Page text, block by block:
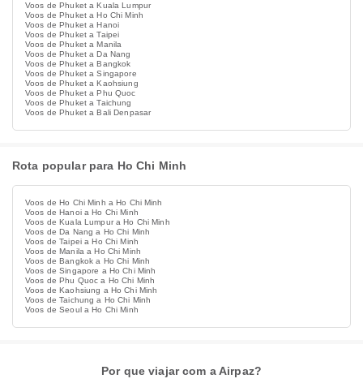
Voos de Phuket a Kuala Lumpur
Voos de Phuket a Ho Chi Minh
Voos de Phuket a Hanoi
Voos de Phuket a Taipei
Voos de Phuket a Manila
Voos de Phuket a Da Nang
Voos de Phuket a Bangkok
Voos de Phuket a Singapore
Voos de Phuket a Kaohsiung
Voos de Phuket a Phu Quoc
Voos de Phuket a Taichung
Voos de Phuket a Bali Denpasar
Rota popular para Ho Chi Minh
Voos de Ho Chi Minh a Ho Chi Minh
Voos de Hanoi a Ho Chi Minh
Voos de Kuala Lumpur a Ho Chi Minh
Voos de Da Nang a Ho Chi Minh
Voos de Taipei a Ho Chi Minh
Voos de Manila a Ho Chi Minh
Voos de Bangkok a Ho Chi Minh
Voos de Singapore a Ho Chi Minh
Voos de Phu Quoc a Ho Chi Minh
Voos de Kaohsiung a Ho Chi Minh
Voos de Taichung a Ho Chi Minh
Voos de Seoul a Ho Chi Minh
Por que viajar com a Airpaz?